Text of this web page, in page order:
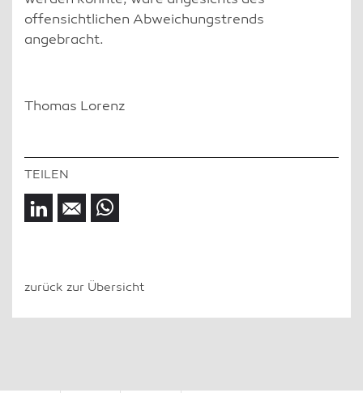
offensichtlichen Abweichungstrends
angebracht.
Thomas Lorenz
zurück zur Übersicht